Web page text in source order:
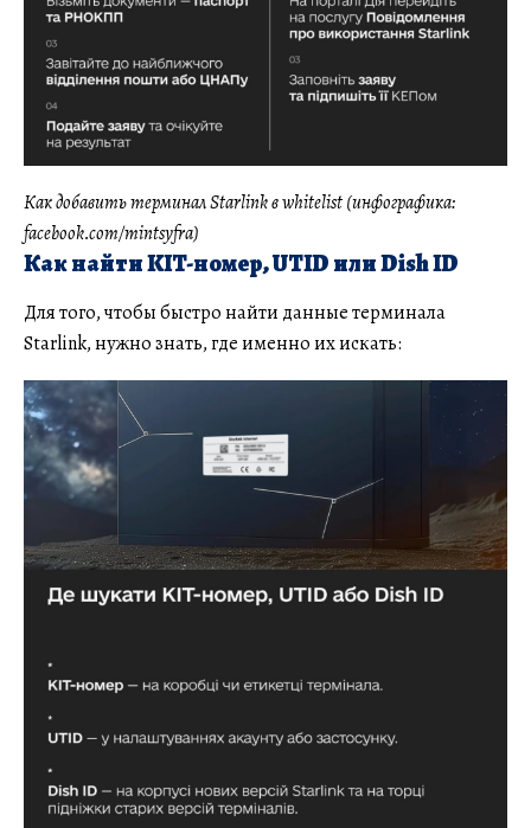
Как добавить терминал Starlink в whitelist (инфографика:
facebook.com/mintsyfra)
Как найти KIT-номер, UTID или Dish ID
Для того, чтобы быстро найти данные терминала
Starlink, нужно знать, где именно их искать: